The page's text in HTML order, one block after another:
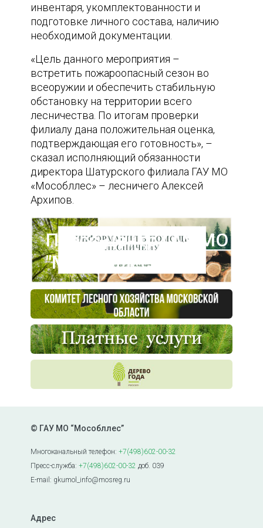
инвентаря, укомплектованности и
подготовке личного состава, наличию
необходимой документации.
«Цель данного мероприятия –
встретить пожароопасный сезон во
всеоружии и обеспечить стабильную
обстановку на территории всего
лесничества. По итогам проверки
филиалу дана положительная оценка,
подтверждающая его готовность», –
сказал исполняющий обязанности
директора Шатурского филиала ГАУ МО
«Мособллес» – лесничего Алексей
Архипов.
Пресс-центр ГАУ МО
"Мособллес"
© ГАУ МО “Мособллес”
Многоканальный телефон:+7(498)602-00-32
Пресс-служба:+7(498)602-00-32 доб. 039
E-mail: gkumol_info@mosreg.ru
Адрес